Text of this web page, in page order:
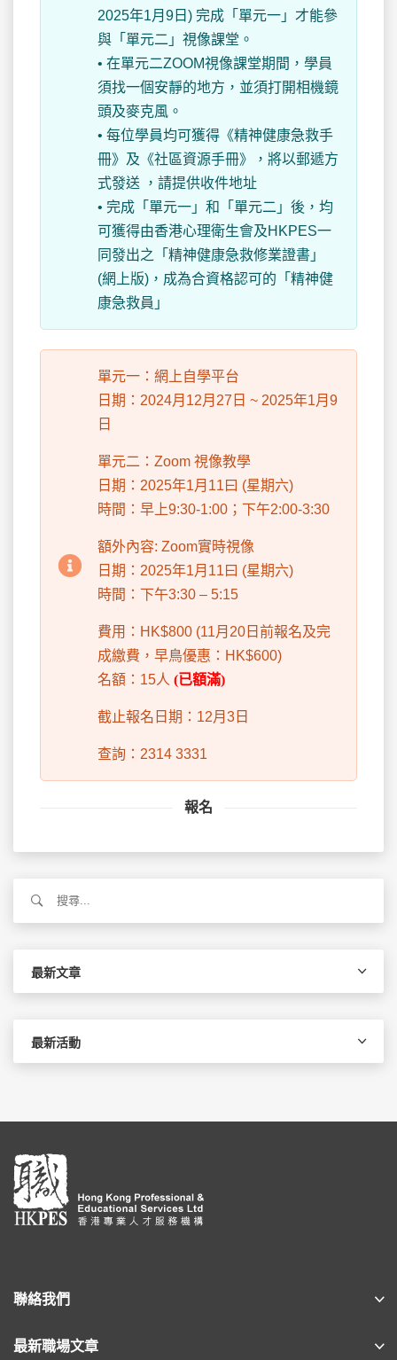
2025年1月9日) 完成「單元一」才能參
與「單元二」視像課堂。
• 在單元二ZOOM視像課堂期間，學員
須找一個安靜的地方，並須打開相機鏡
頭及麥克風。
• 每位學員均可獲得《精神健康急救手
冊》及《社區資源手冊》，將以郵遞方
式發送 ，請提供收件地址
• 完成「單元一」和「單元二」後，均
可獲得由香港心理衛生會及HKPES一
同發出之「精神健康急救修業證書」
(網上版)，成為合資格認可的「精神健
康急救員」
單元一：網上自學平台
日期：2024月12月27日 ~ 2025年1月9
日
單元二：Zoom 視像教學
日期：2025年1月11曰 (星期六)
時間：早上9:30-1:00；下午2:00-3:30
額外內容: Zoom實時視像
日期：2025年1月11曰 (星期六)
時間：下午3:30 – 5:15
費用：HK$800 (11月20日前報名及完
成繳費，早鳥優惠：HK$600)
名額：15人 (已額滿)
截止報名日期：12月3日
查詢：2314 3331
報名
關
最新文章
最新活動
聯絡我們
最新職場文章